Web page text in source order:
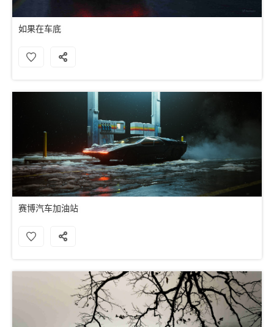
如果在车底
赛博汽车加油站